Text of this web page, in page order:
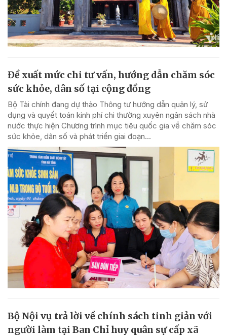
Đề xuất mức chi tư vấn, hướng dẫn chăm sóc
sức khỏe, dân số tại cộng đồng
Bộ Tài chính đang dự thảo Thông tư hướng dẫn quản lý, sử
dụng và quyết toán kinh phí chi thường xuyên ngân sách nhà
nước thực hiện Chương trình mục tiêu quốc gia về chăm sóc
sức khỏe, dân số và phát triển giai đoạn...
Bộ Nội vụ trả lời về chính sách tinh giản với
người làm tại Ban Chỉ huy quân sự cấp xã